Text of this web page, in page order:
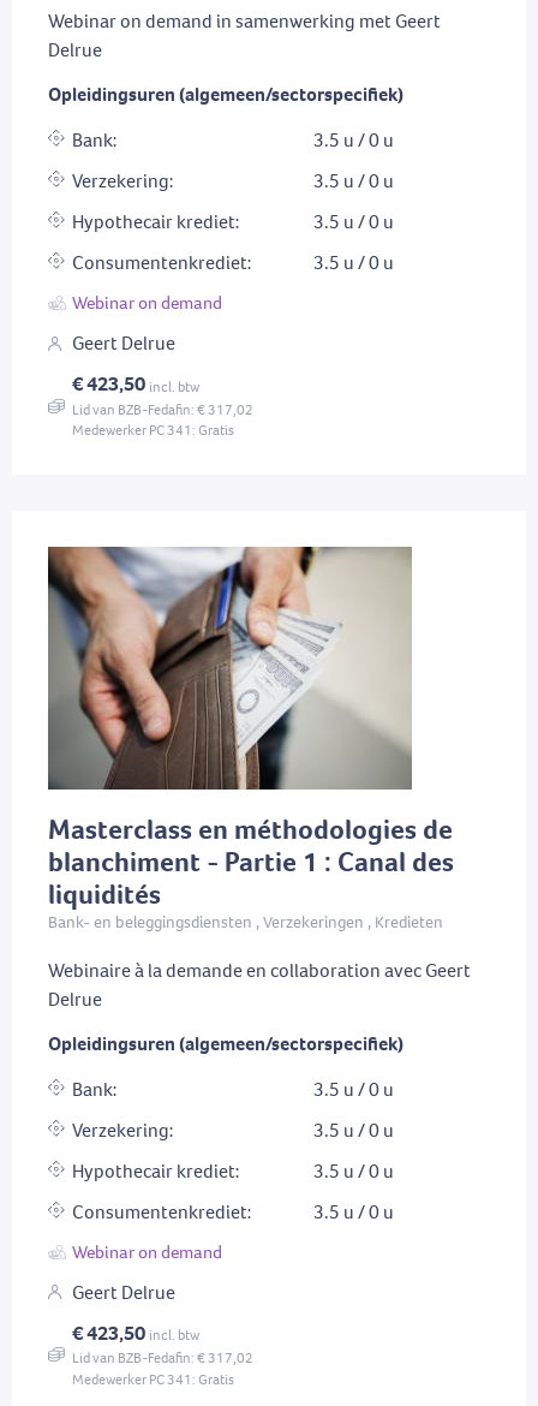
Webinar on demand in samenwerking met Geert
Delrue
Opleidingsuren (algemeen/sectorspecifiek)
Bank:
3.5 u / 0 u
Verzekering:
3.5 u / 0 u
Hypothecair krediet:
3.5 u / 0 u
Consumentenkrediet:
3.5 u / 0 u
Webinar on demand
Geert Delrue
€ 423,50 incl. btw
Lid van BZB-Fedafin: € 317,02
Medewerker PC 341: Gratis
Masterclass en méthodologies de
blanchiment - Partie 1 : Canal des
liquidités
Bank- en beleggingsdiensten , Verzekeringen , Kredieten
Webinaire à la demande en collaboration avec Geert
Delrue
Opleidingsuren (algemeen/sectorspecifiek)
Bank:
3.5 u / 0 u
Verzekering:
3.5 u / 0 u
Hypothecair krediet:
3.5 u / 0 u
Consumentenkrediet:
3.5 u / 0 u
Webinar on demand
Geert Delrue
€ 423,50 incl. btw
Lid van BZB-Fedafin: € 317,02
Medewerker PC 341: Gratis